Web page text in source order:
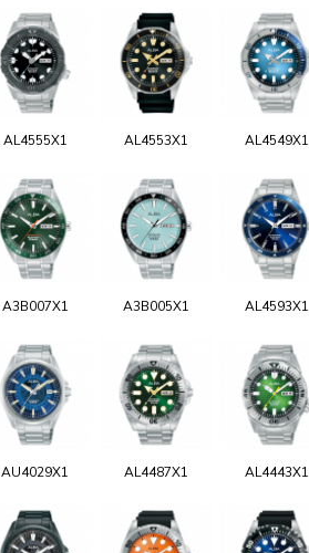
AL4555X1 AL4553X1 AL4549X1
A3B007X1 A3B005X1 AL4593X1
AU4029X1 AL4487X1 AL4443X1